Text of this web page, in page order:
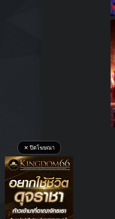
✕ ปิดโฆษณา